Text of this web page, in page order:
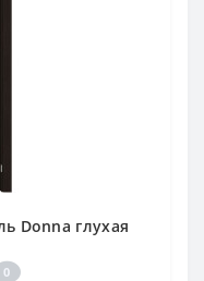
Donna глухая
0